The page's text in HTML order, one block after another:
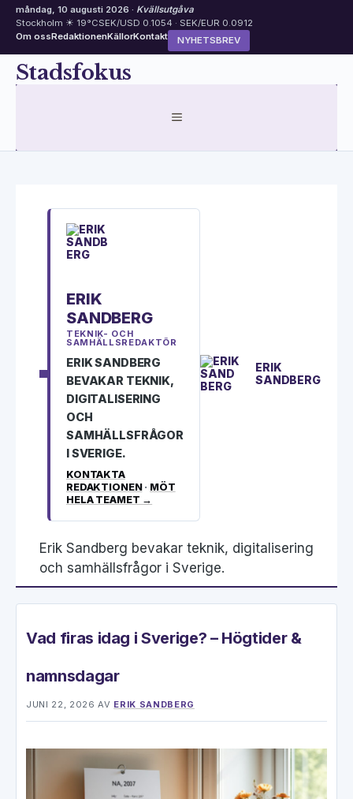
måndag, 10 augusti 2026 · Kvällsutgåva
Stockholm ☀ 19°CSEK/USD 0.1054 · SEK/EUR 0.0912
Om ossRedaktionenKällorKontakt NYHETSBREV
HoppaStadsfokus
MENY
ERIK
SANDBERG
TEKNIK- OCH
SAMHÄLLSREDAKTÖR
ERIK SANDBERG
BEVAKAR TEKNIK,
DIGITALISERING
OCH
SAMHÄLLSFRÅGOR
I SVERIGE.
KONTAKTA
REDAKTIONEN· MÖT
HELA TEAMET →
ERIK
SANDBERG
Erik Sandberg bevakar teknik, digitalisering
och samhällsfrågor i Sverige.
Vad firas idag i Sverige? – Högtider &
namnsdagar
JUNI 22, 2026 AV ERIK SANDBERG